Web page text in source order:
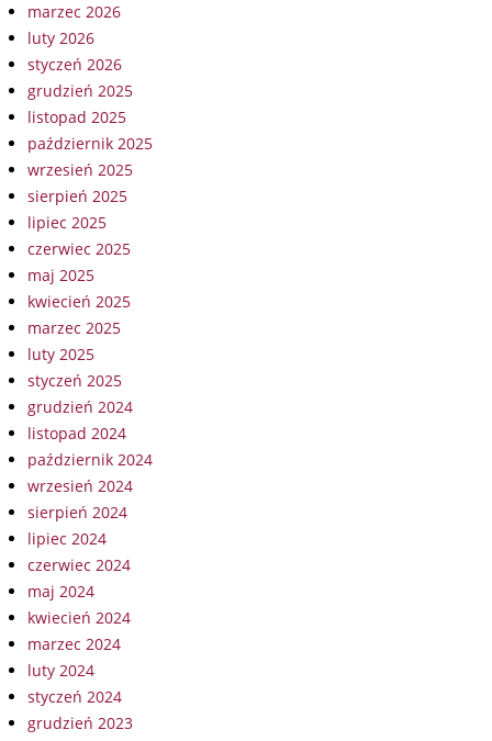
marzec 2026
luty 2026
styczeń 2026
grudzień 2025
listopad 2025
październik 2025
wrzesień 2025
sierpień 2025
lipiec 2025
czerwiec 2025
maj 2025
kwiecień 2025
marzec 2025
luty 2025
styczeń 2025
grudzień 2024
listopad 2024
październik 2024
wrzesień 2024
sierpień 2024
lipiec 2024
czerwiec 2024
maj 2024
kwiecień 2024
marzec 2024
luty 2024
styczeń 2024
grudzień 2023